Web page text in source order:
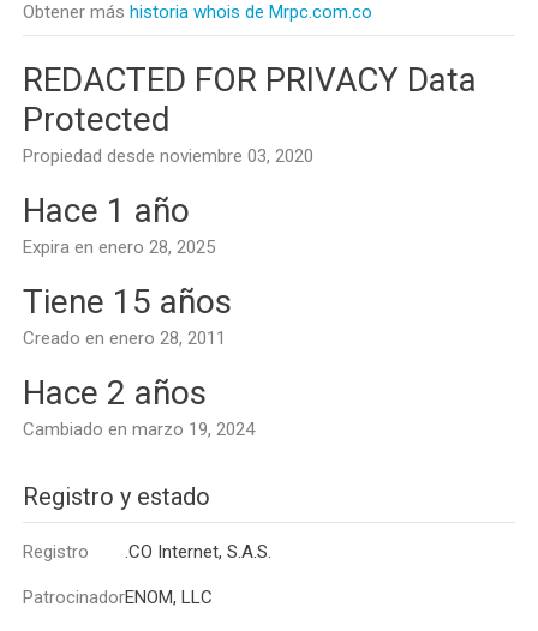
Obtener más historia whois de Mrpc.com.co
REDACTED FOR PRIVACY Data
Protected
Propiedad desde noviembre 03, 2020
Hace 1 año
Expira en enero 28, 2025
Tiene 15 años
Creado en enero 28, 2011
Hace 2 años
Cambiado en marzo 19, 2024
Registro y estado
Registro .CO Internet, S.A.S.
PatrocinadorENOM, LLC